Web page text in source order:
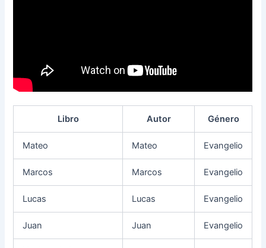
Libro Autor Género
Mateo Mateo Evangelio
Marcos Marcos Evangelio
Lucas Lucas Evangelio
Juan Juan Evangelio